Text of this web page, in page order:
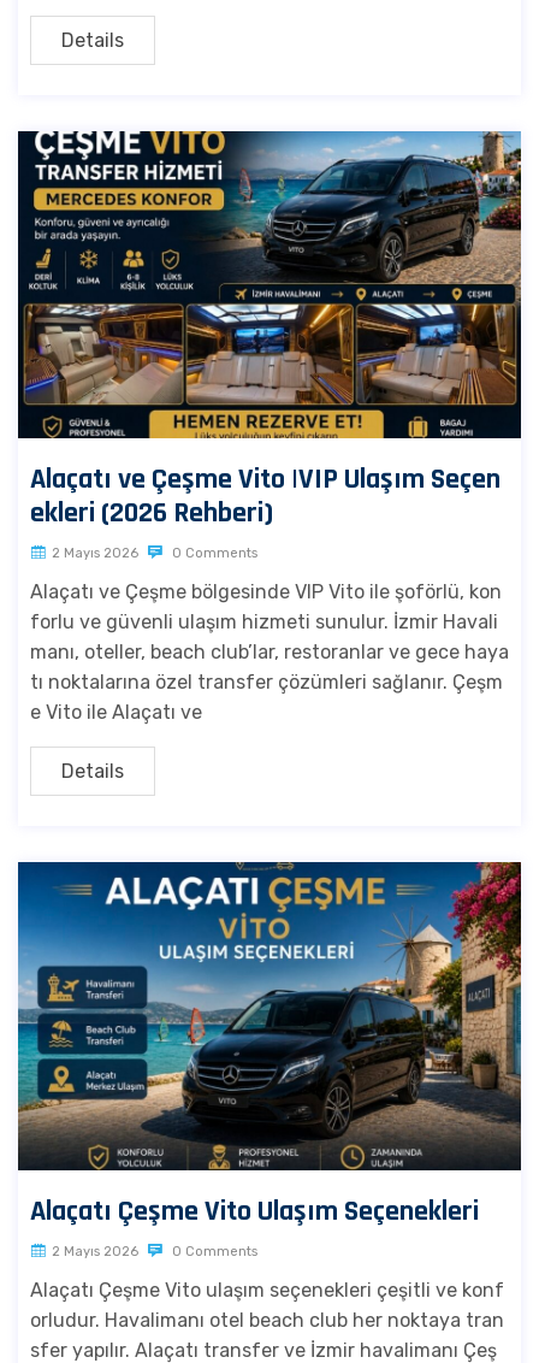
Details
Alaçatı ve Çeşme Vito |VIP Ulaşım Seçen
ekleri (2026 Rehberi)
2 Mayıs 2026 0 Comments
Alaçatı ve Çeşme bölgesinde VIP Vito ile şoförlü, kon
forlu ve güvenli ulaşım hizmeti sunulur. İzmir Havali
manı, oteller, beach club’lar, restoranlar ve gece haya
tı noktalarına özel transfer çözümleri sağlanır. Çeşm
e Vito ile Alaçatı ve
Details
Alaçatı Çeşme Vito Ulaşım Seçenekleri
2 Mayıs 2026 0 Comments
Alaçatı Çeşme Vito ulaşım seçenekleri çeşitli ve konf
orludur. Havalimanı otel beach club her noktaya tran
sfer yapılır. Alaçatı transfer ve İzmir havalimanı Çeş